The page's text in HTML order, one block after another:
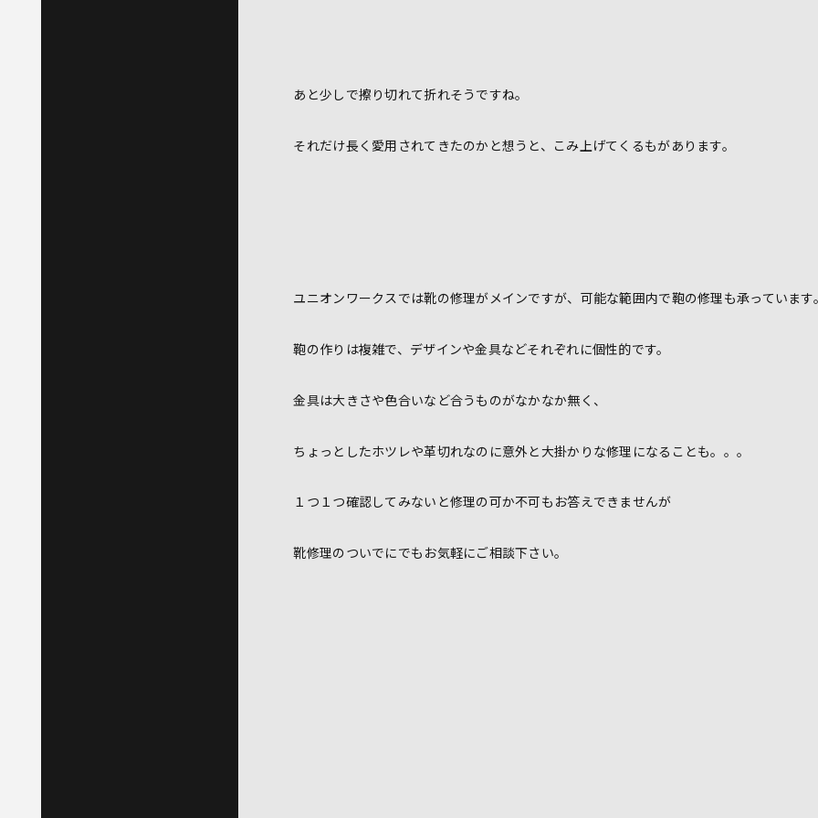
あと少しで擦り切れて折れそうですね。
それだけ長く愛用されてきたのかと想うと、こみ上げてくるもがあります。
ユニオンワークスでは靴の修理がメインですが、可能な範囲内で鞄の修理も承っています
鞄の作りは複雑で、デザインや金具などそれぞれに個性的です。
金具は大きさや色合いなど合うものがなかなか無く、
ちょっとしたホツレや革切れなのに意外と大掛かりな修理になることも。。。
１つ１つ確認してみないと修理の可か不可もお答えできませんが
靴修理のついでにでもお気軽にご相談下さい。